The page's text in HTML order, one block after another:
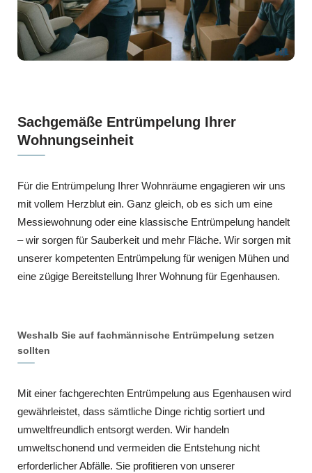
Sachgemäße Entrümpelung Ihrer
Wohnungseinheit
Für die Entrümpelung Ihrer Wohnräume engagieren wir uns
mit vollem Herzblut ein. Ganz gleich, ob es sich um eine
Messiewohnung oder eine klassische Entrümpelung handelt
– wir sorgen für Sauberkeit und mehr Fläche. Wir sorgen mit
unserer kompetenten Entrümpelung für wenigen Mühen und
eine zügige Bereitstellung Ihrer Wohnung für Egenhausen.
Weshalb Sie auf fachmännische Entrümpelung setzen
sollten
Mit einer fachgerechten Entrümpelung aus Egenhausen wird
gewährleistet, dass sämtliche Dinge richtig sortiert und
umweltfreundlich entsorgt werden. Wir handeln
umweltschonend und vermeiden die Entstehung nicht
erforderlicher Abfälle. Sie profitieren von unserer